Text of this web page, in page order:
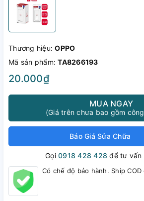
Thương hiệu:OPPO
Mã sản phẩm:TA8266193
20.000₫
MUA NGAY
(Giá trên chưa bao gồm
Báo Giá Sửa Chữa
Gọi0918 428 428 để tư vấn
Có chế độ bảo hành. Ship